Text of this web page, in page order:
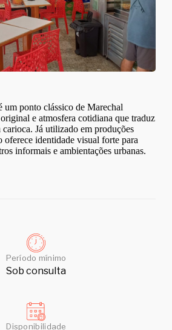
um ponto clássico de Marechal
e atmosfera cotidiana que traduz
Já utilizado em produções
oferece identidade visual forte para
informais e ambientações urbanas.
Período mínimo
Sob consulta
Disponibilidade